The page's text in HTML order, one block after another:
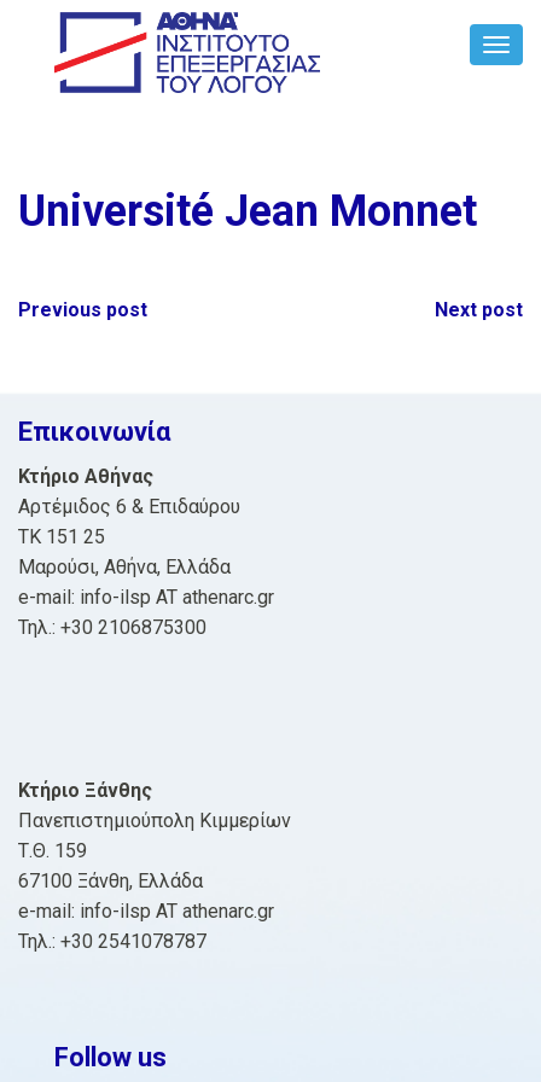
Université Jean Monnet
Post
Previous post Next post
Επικοινωνία
Κτήριο Αθήνας
Αρτέμιδος 6 & Επιδαύρου
ΤΚ 151 25
Μαρούσι, Αθήνα, Ελλάδα
e-mail: info-ilsp AT athenarc.gr
Τηλ.: +30 2106875300
Κτήριο Ξάνθης
Πανεπιστημιούπολη Κιμμερίων
Τ.Θ. 159
67100 Ξάνθη, Ελλάδα
e-mail: info-ilsp AT athenarc.gr
Τηλ.: +30 2541078787
Follow us